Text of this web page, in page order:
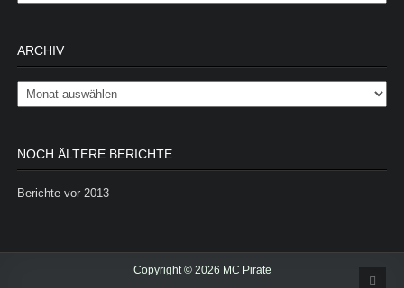
ARCHIV
Archiv
NOCH ÄLTERE BERICHTE
Berichte vor 2013
Copyright © 2026 MC Pirate